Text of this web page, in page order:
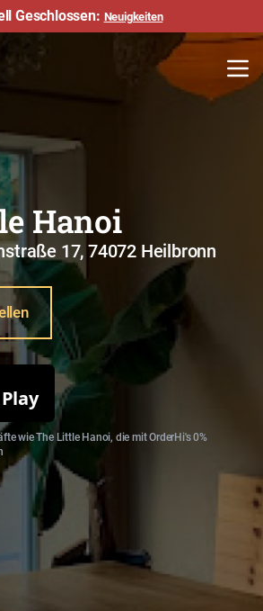
Geschlossen: Neuigkeiten
Hanoi
17, 74072 Heilbronn
wie The Little Hanoi, die mit OrderHi's 0%